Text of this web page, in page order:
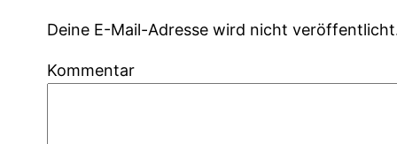
Deine E-Mail-Adresse wird nicht
Kommentar